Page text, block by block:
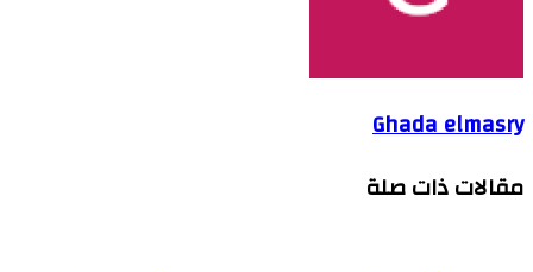
Ghada elmasry
مقالات ذات صلة